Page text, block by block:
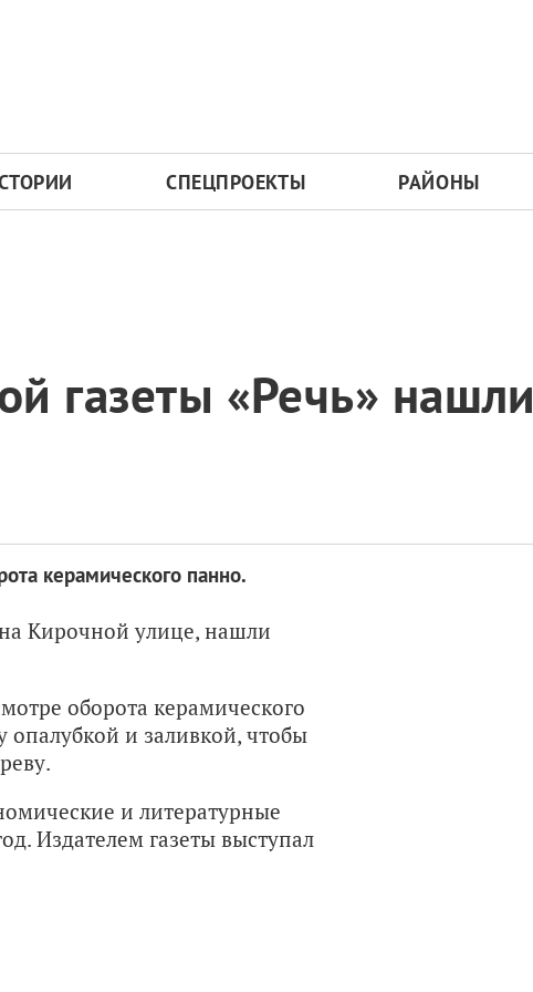
СПЕЦПРОЕКТЫ РАЙОНЫ
газеты «Речь» нашли
керамического панно.
Кирочной улице, нашли
оборота керамического
опалубкой и заливкой, чтобы
и литературные
Издателем газеты выступал